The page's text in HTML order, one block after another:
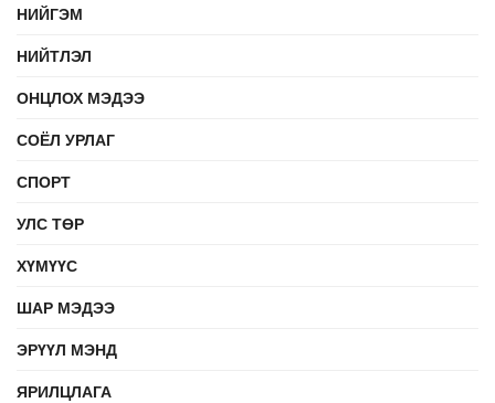
НИЙГЭМ
НИЙТЛЭЛ
ОНЦЛОХ МЭДЭЭ
СОЁЛ УРЛАГ
СПОРТ
УЛС ТӨР
ХҮМҮҮС
ШАР МЭДЭЭ
ЭРҮҮЛ МЭНД
ЯРИЛЦЛАГА